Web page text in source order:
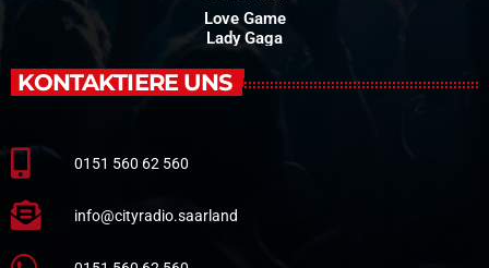
Love Game
Lady Gaga
KONTAKTIERE UNS
0151 560 62 560
info@cityradio.saarland